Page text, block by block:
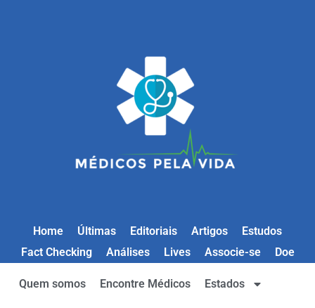
Home Últimas Editoriais Artigos
Estudos
Fact Checking
Análises Lives Associe-se Doe
Quem somos Encontre Médicos Estados